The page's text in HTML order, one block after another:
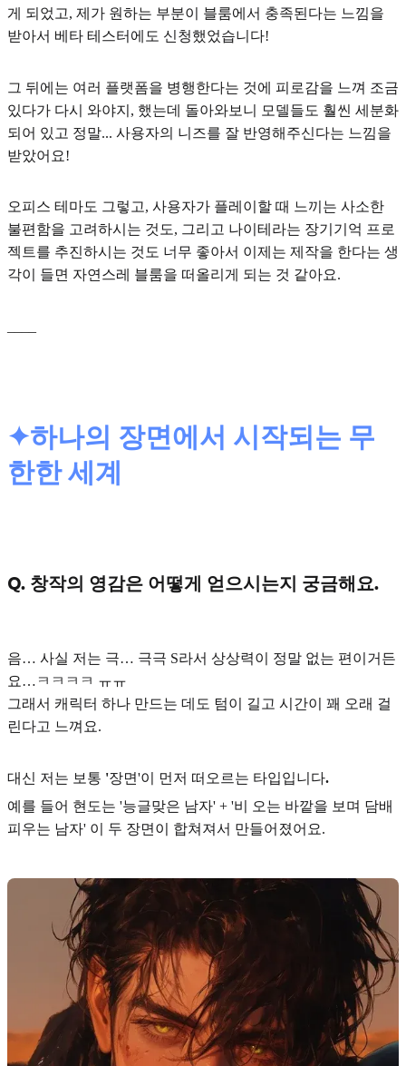
게 되었고, 제가 원하는 부분이 블룸에서 충족된다는 느낌을
받아서 베타 테스터에도 신청했었습니다!
그 뒤에는 여러 플랫폼을 병행한다는 것에 피로감을 느껴 조금
있다가 다시 와야지, 했는데 돌아와보니 모델들도 훨씬 세분화
되어 있고 정말... 사용자의 니즈를 잘 반영해주신다는 느낌을
받았어요!
오피스 테마도 그렇고, 사용자가 플레이할 때 느끼는 사소한
불편함을 고려하시는 것도, 그리고 나이테라는 장기기억 프로
젝트를 추진하시는 것도 너무 좋아서 이제는 제작을 한다는 생
각이 들면 자연스레 블룸을 떠올리게 되는 것 같아요.
✦하나의 장면에서 시작되는 무
한한 세계
Q. 창작의 영감은 어떻게 얻으시는지 궁금해요.
음… 사실 저는 극… 극극 S라서 상상력이 정말 없는 편이거든
요…ㅋㅋㅋㅋ ㅠㅠ
그래서 캐릭터 하나 만드는 데도 텀이 길고 시간이 꽤 오래 걸
린다고 느껴요.
대신 저는 보통 '장면'이 먼저 떠오르는 타입입니다.
예를 들어 현도는 '능글맞은 남자' + '비 오는 바깥을 보며 담배
피우는 남자' 이 두 장면이 합쳐져서 만들어졌어요.